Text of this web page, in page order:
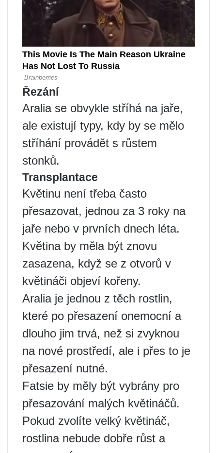
Řezání
Aralia se obvykle stříhá na jaře,
ale existují typy, kdy by se mělo
stříhání provádět s růstem
stonků.
Transplantace
Květinu není třeba často
přesazovat, jednou za 3 roky na
jaře nebo v prvních dnech léta.
Květina by měla být znovu
zasazena, když se z otvorů v
květináči objeví kořeny.
Aralia je jednou z těch rostlin,
které po přesazení onemocní a
dlouho jim trvá, než si zvyknou
na nové prostředí, ale i přes to je
přesazení nutné.
Fatsie by měly být vybrány pro
přesazování malých květináčů.
Pokud zvolíte velký květináč,
rostlina nebude dobře růst a